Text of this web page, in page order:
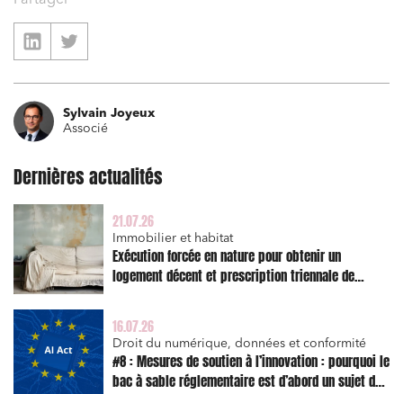
Sylvain Joyeux
Associé
Dernières actualités
21.07.26
Immobilier et habitat
Exécution forcée en nature pour obtenir un
logement décent et prescription triennale de
16.07.26
Droit du numérique, données et conformité
#8 : Mesures de soutien à l’innovation : pourquoi le
bac à sable réglementaire est d’abord un sujet de
Projets immobiliers
Urbanisme et aménagement
Droit des sociétés et Fusions-Acquisitions
J'ai lu et j'accepte lapolitique de confidentialité